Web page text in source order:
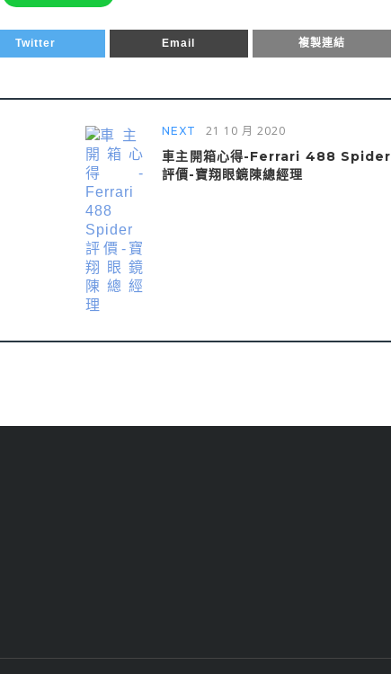
Twitter Email 複製連結
NEXT 21 10 月 2020
車主開箱心得-Ferrari 488 Spider
評價-寶翔眼鏡陳總經理